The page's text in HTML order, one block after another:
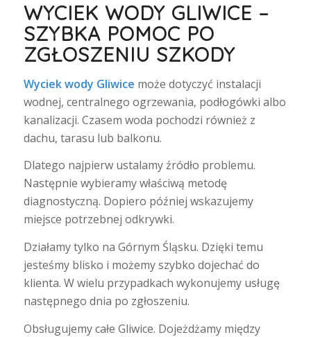
WYCIEK WODY GLIWICE –
SZYBKA POMOC PO
ZGŁOSZENIU SZKODY
Wyciek wody Gliwice może dotyczyć instalacji
wodnej, centralnego ogrzewania, podłogówki albo
kanalizacji. Czasem woda pochodzi również z
dachu, tarasu lub balkonu.
Dlatego najpierw ustalamy źródło problemu.
Następnie wybieramy właściwą metodę
diagnostyczną. Dopiero później wskazujemy
miejsce potrzebnej odkrywki.
Działamy tylko na Górnym Śląsku. Dzięki temu
jesteśmy blisko i możemy szybko dojechać do
klienta. W wielu przypadkach wykonujemy usługę
następnego dnia po zgłoszeniu.
Obsługujemy całe Gliwice. Dojeżdżamy między